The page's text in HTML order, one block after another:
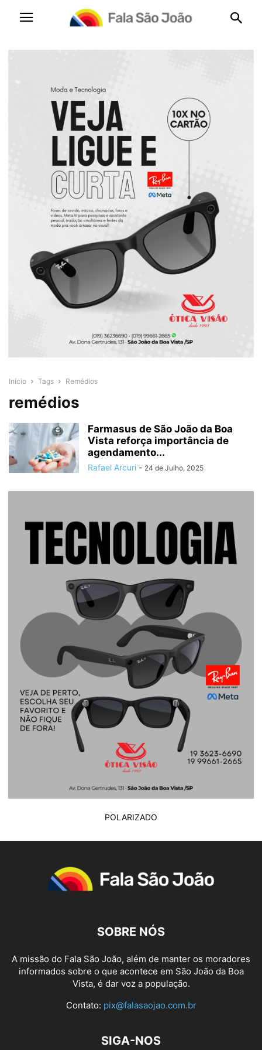
Início Tags Remédios
remédios
Farmasus de São João da Boa
Vista reforça importância de
agendamento...
Rafael Arcuri - 24 de Julho, 2025
POLARIZADO
SOBRE NÓS
A missão do Fala São João, além de manter os moradores
informados sobre o que acontece em São João da Boa
Vista, é dar voz a população.
Contato: pix@falasaojao.com.br
SIGA-NOS